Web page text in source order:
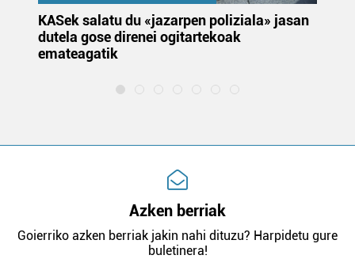
KASek salatu du «jazarpen poliziala» jasan
dutela gose direnei ogitartekoak
emateagatik
Azken berriak
Goierriko azken berriak jakin nahi dituzu? Harpidetu gure
buletinera!